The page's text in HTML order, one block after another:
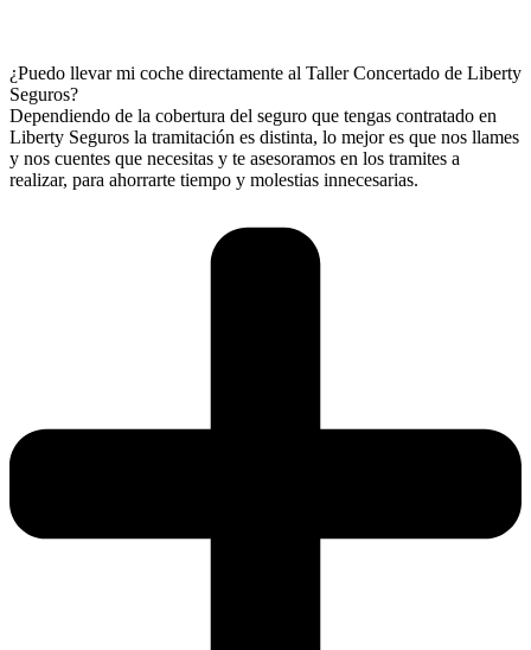
¿Puedo llevar mi coche directamente al Taller Concertado de Liberty
Seguros?
Dependiendo de la cobertura del seguro que tengas contratado en
Liberty Seguros la tramitación es distinta, lo mejor es que nos llames
y nos cuentes que necesitas y te asesoramos en los tramites a
realizar, para ahorrarte tiempo y molestias innecesarias.